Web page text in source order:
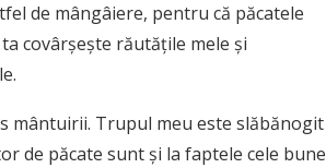
de mângâiere, pentru că păcatele
covârşeşte răutăţile mele şi
mântuirii. Trupul meu este slăbănogit
de păcate sunt şi la faptele cele bune